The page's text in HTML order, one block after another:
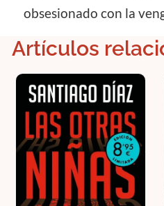
obsesionado con la
Artículos